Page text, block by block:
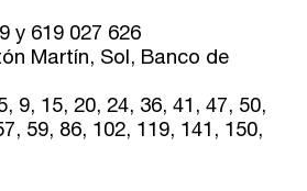
y 619 027 626
Martín, Sol, Banco de
9, 15, 20, 24, 36, 41, 47, 50,
59, 86, 102, 119, 141, 150,